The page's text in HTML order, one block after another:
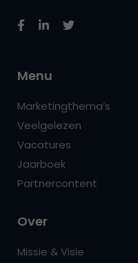
Menu
Marketingthema’s
Veelgelezen
Vacatures
Jaarboek
Partnercontent
Over
Missie & Visie